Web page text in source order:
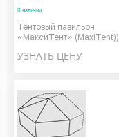
В наличии
Тентовый павильон
«МаксиТент» (MaxiTent))
УЗНАТЬ ЦЕНУ